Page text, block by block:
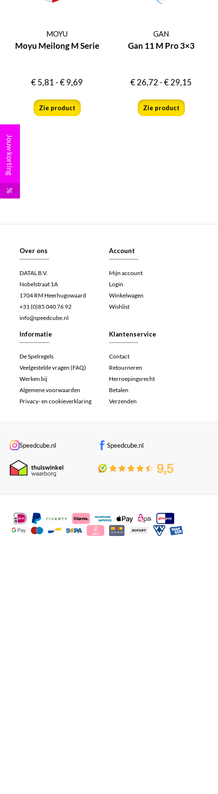
MOYU
Moyu Meilong M Serie
€5,81-€9,69
Zie product
GAN
Gan 11 M Pro 3×3
€26,72-€29,15
Zie product
Over ons
DATAL B.V.
Nobelstraat 1A
1704 RM Heerhugowaard
+31 (0)85 040 76 92
info@speedcube.nl
Account
Mijn account
Login
Winkelwagen
Wishlist
Informatie
De Spelregels
Veelgestelde vragen (FAQ)
Werken bij
Algemene voorwaarden
Privacy- en cookieverklaring
Klantenservice
Contact
Retourneren
Herroepingsrecht
Betalen
Verzenden
Speedcube.nl Speedcube.nl
Jouw korting
%